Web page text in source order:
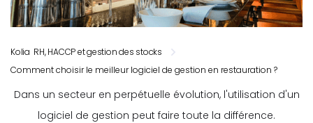
Kolia RH, HACCP et gestion des stocks
Comment choisir le meilleur logiciel de gestion en restauration ?
Dans un secteur en perpétuelle évolution, l'utilisation d'un
logiciel de gestion peut faire toute la différence.